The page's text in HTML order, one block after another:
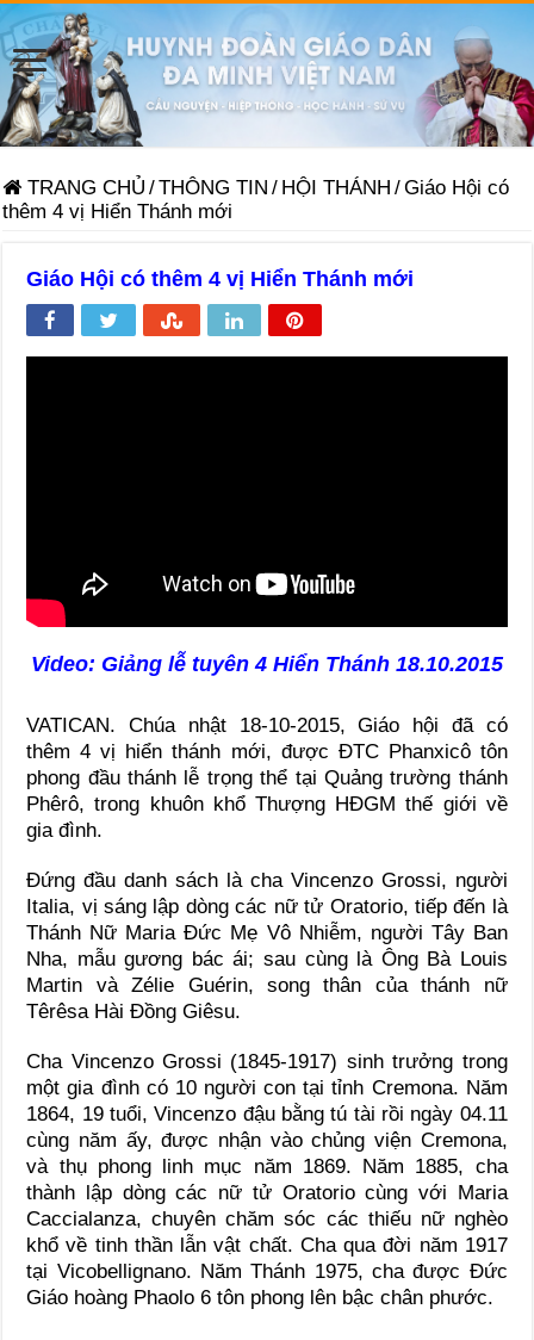
TRANG CHỦ /THÔNG TIN / HỘI THÁNH /Giáo Hội có
thêm 4 vị Hiển Thánh mới
Giáo Hội có thêm 4 vị Hiển Thánh mới
Video: Giảng lễ tuyên 4 Hiển Thánh 18.10.2015
VATICAN. Chúa nhật 18-10-2015, Giáo hội đã có
thêm 4 vị hiển thánh mới, được ĐTC Phanxicô tôn
phong đầu thánh lễ trọng thể tại Quảng trường thánh
Phêrô, trong khuôn khổ Thượng HĐGM thế giới về
gia đình.
Đứng đầu danh sách là cha Vincenzo Grossi, người
Italia, vị sáng lập dòng các nữ tử Oratorio, tiếp đến là
Thánh Nữ Maria Đức Mẹ Vô Nhiễm, người Tây Ban
Nha, mẫu gương bác ái; sau cùng là Ông Bà Louis
Martin và Zélie Guérin, song thân của thánh nữ
Têrêsa Hài Đồng Giêsu.
Cha Vincenzo Grossi (1845-1917) sinh trưởng trong
một gia đình có 10 người con tại tỉnh Cremona. Năm
1864, 19 tuổi, Vincenzo đậu bằng tú tài rồi ngày 04.11
cùng năm ấy, được nhận vào chủng viện Cremona,
và thụ phong linh mục năm 1869. Năm 1885, cha
thành lập dòng các nữ tử Oratorio cùng với Maria
Caccialanza, chuyên chăm sóc các thiếu nữ nghèo
khổ về tinh thần lẫn vật chất. Cha qua đời năm 1917
tại Vicobellignano. Năm Thánh 1975, cha được Đức
Giáo hoàng Phaolo 6 tôn phong lên bậc chân phước.